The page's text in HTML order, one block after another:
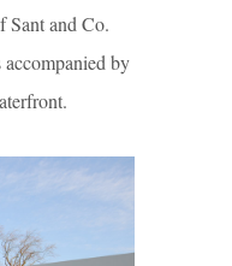
Sant and Co.
by